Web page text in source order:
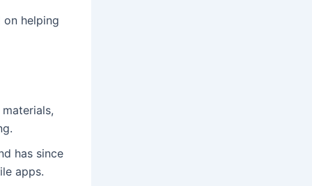
helping
has since
apps.